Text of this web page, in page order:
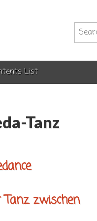
for:
List
Tanz
zwischen